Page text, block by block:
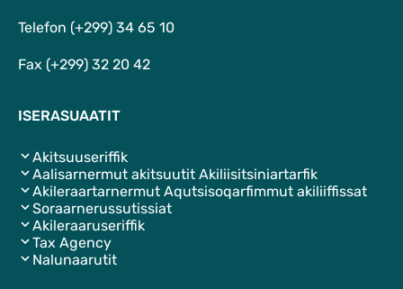
Telefon (+299) 34 65 10
Fax (+299) 32 20 42
ISERASUAATIT
Akitsuuseriffik
Aalisarnermut akitsuutit Akiliisitsiniartarfik
Akileraartarnermut Aqutsisoqarfimmut akiliiffissat
Soraarnerussutissiat
Akileraaruseriffik
Tax Agency
Nalunaarutit